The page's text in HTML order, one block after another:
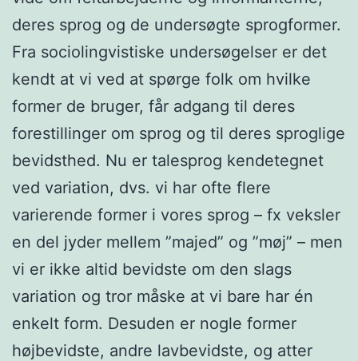
deres sprog og de undersøgte sprogformer.
Fra sociolingvistiske undersøgelser er det
kendt at vi ved at spørge folk om hvilke
former de bruger, får adgang til deres
forestillinger om sprog og til deres sproglige
bevidsthed. Nu er talesprog kendetegnet
ved variation, dvs. vi har ofte flere
varierende former i vores sprog – fx veksler
en del jyder mellem ”majed” og ”møj” – men
vi er ikke altid bevidste om den slags
variation og tror måske at vi bare har én
enkelt form. Desuden er nogle former
højbevidste, andre lavbevidste, og atter